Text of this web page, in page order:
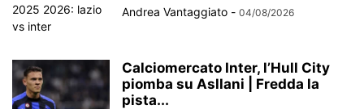
Andrea Vantaggiato - 04/08/2026
Calciomercato Inter, l’Hull City
piomba su Asllani | Fredda la
pista...